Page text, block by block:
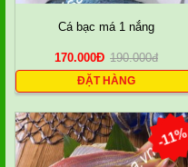
Cá bạc má 1 nắng
170.000Đ 190.000đ
ĐẶT HÀNG
-11%